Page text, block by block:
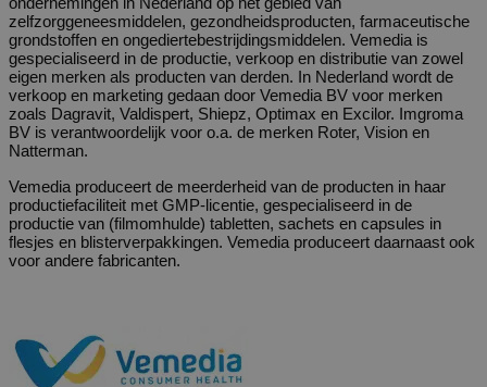
zelfzorggeneesmiddelen, gezondheidsproducten, farmaceutische
grondstoffen en ongediertebestrijdingsmiddelen. Vemedia is
gespecialiseerd in de productie, verkoop en distributie van zowel
eigen merken als producten van derden. In Nederland wordt de
verkoop en marketing gedaan door Vemedia BV voor merken
zoals Dagravit, Valdispert, Shiepz, Optimax en Excilor. Imgroma
BV is verantwoordelijk voor o.a. de merken Roter, Vision en
Natterman.
Vemedia produceert de meerderheid van de producten in haar
productiefaciliteit met GMP-licentie, gespecialiseerd in de
productie van (filmomhulde) tabletten, sachets en capsules in
flesjes en blisterverpakkingen. Vemedia produceert daarnaast ook
voor andere fabricanten.